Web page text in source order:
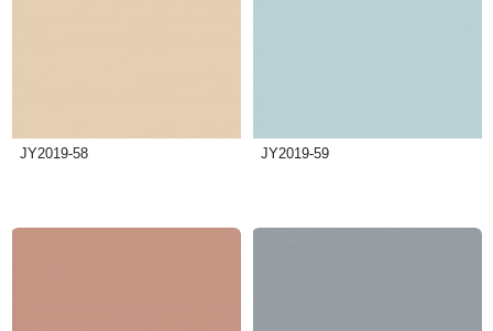
JY2019-58 JY2019-59